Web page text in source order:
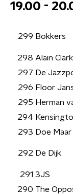
19.00 -
299 Bokkers
298 Alain Clark
297 De
296 Floor
295 Herman
294
293 Doe Maar
292 De Dijk
291 3JS
290 The